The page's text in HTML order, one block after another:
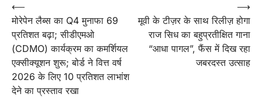
Post
navigation
⟵
मोरेपेन लैब्स का Q4 मुनाफा 69
प्रतिशत बढ़ा; सीडीएमओ
(CDMO) कार्यक्रम का कमर्शियल
एक्सीक्यूशन शुरू; बोर्ड ने वित्त वर्ष
2026 के लिए 10 प्रतिशत लाभांश
देने का प्रस्ताव रखा
मूवी के टीज़र के साथ रिलीज़ होगा
राज सिध का बहुप्रतीक्षित गाना
“आधा पागल”, फैंस में दिख रहा
जबरदस्त उत्साह
⟶